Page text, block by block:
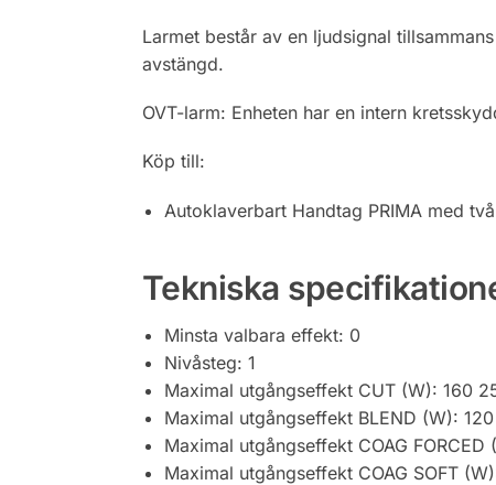
Larmet består av en ljudsignal
avstängd.
OVT-larm: Enheten har en intern
Köp till:
Autoklaverbart Handtag PRIMA med
Tekniska
Minsta valbara effekt: 0
Nivåsteg: 1
Maximal utgångseffekt CUT (W): 160
Maximal utgångseffekt BLEND (W):
Maximal utgångseffekt COAG FORCED
Maximal utgångseffekt COAG SOFT